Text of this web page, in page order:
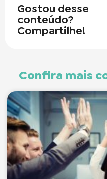
Gostou desse
conteúdo?
Compartilhe!
Confira mais